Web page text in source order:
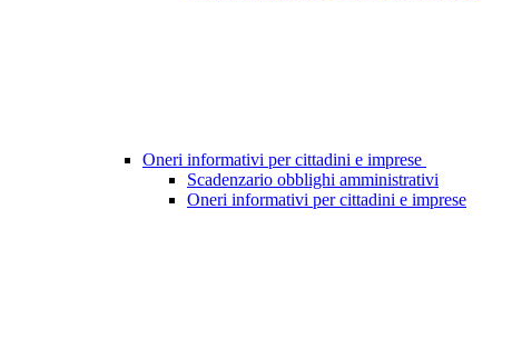
Oneri informativi per cittadini e imprese
Scadenzario obblighi amministrativi
Oneri informativi per cittadini e imprese